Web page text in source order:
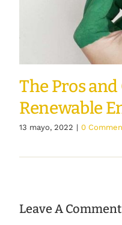
The Pros and
Renewable
13 mayo, 2022 | 0
Leave A Comment